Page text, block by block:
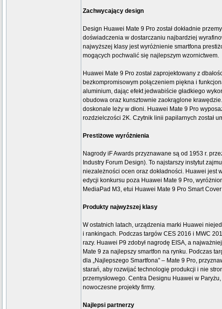
Zachwycający design
Design Huawei Mate 9 Pro został dokładnie
doświadczenia w dostarczaniu najbardziej
najwyższej klasy jest wyróżnienie smartfona
mogących pochwalić się najlepszym wzornictwem.
Huawei Mate 9 Pro został zaprojektowany z
bezkompromisowym połączeniem piękna i
aluminium, dając efekt jedwabiście gładkiego
obudowa oraz kunsztownie zaokrąglone
doskonale leży w dłoni. Huawei Mate 9 Pro
rozdzielczości 2K. Czytnik linii papilarnych został
Prestiżowe wyróżnienia
Nagrody iF Awards przyznawane są od 1953 r.
Industry Forum Design). To najstarszy instytut
niezależności ocen oraz dokładności. Huawei jest
edycji konkursu poza Huawei Mate 9 Pro,
MediaPad M3, etui Huawei Mate 9 Pro Smart
Produkty najwyższej klasy
W ostatnich latach, urządzenia marki Huawei
i rankingach. Podczas targów CES 2016 i MWC
razy. Huawei P9 zdobył nagrodę EISA, a
Mate 9 za najlepszy smartfon na rynku. Podczas
dla „Najlepszego Smartfona” – Mate 9 Pro,
starań, aby rozwijać technologię produkcji i nie
przemysłowego. Centra Designu Huawei w
nowoczesne projekty firmy.
Najlepsi partnerzy